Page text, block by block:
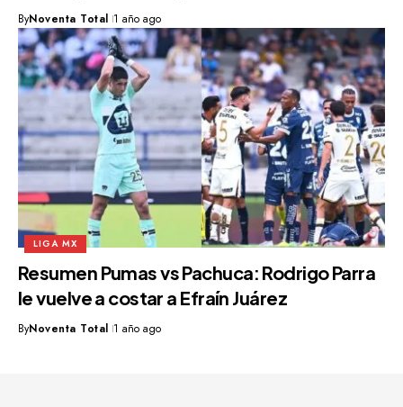
ByNoventa Total 1 año ago
LIGA MX
Resumen Pumas vs Pachuca: Rodrigo Parra
le vuelve a costar a Efraín Juárez
ByNoventa Total 1 año ago